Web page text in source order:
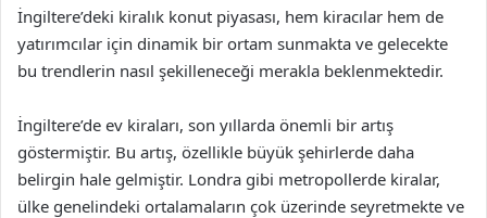
İngiltere’deki kiralık konut piyasası, hem kiracılar hem de
yatırımcılar için dinamik bir ortam sunmakta ve gelecekte
bu trendlerin nasıl şekilleneceği merakla beklenmektedir.
İngiltere’de ev kiraları, son yıllarda önemli bir artış
göstermiştir. Bu artış, özellikle büyük şehirlerde daha
belirgin hale gelmiştir. Londra gibi metropollerde kiralar,
ülke genelindeki ortalamaların çok üzerinde seyretmekte ve